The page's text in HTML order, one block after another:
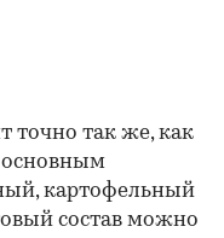
точно так же, как
основным
картофельный
состав можно